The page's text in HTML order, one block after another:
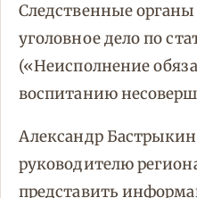
Следственные
уголовное дело по
(«Неисполнение
воспитанию
Александр
руководителю
представить